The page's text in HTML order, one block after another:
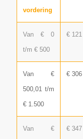
vordering
Van € 0
t/m € 500
€ 121
Van €
500,01 t/m
€ 1.500
€ 306
Van € € 347